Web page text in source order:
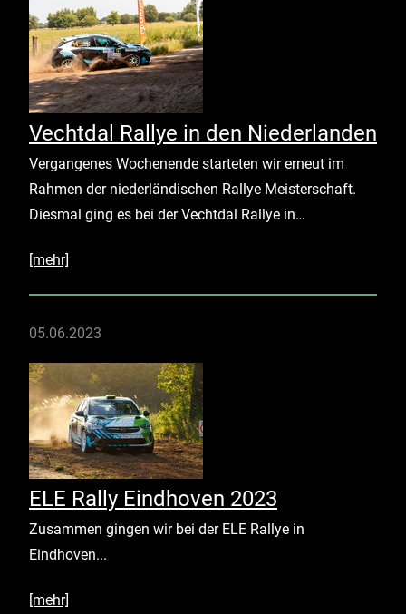
Vechtdal Rallye in den Niederlanden
Vergangenes Wochenende starteten wir erneut im
Rahmen der niederländischen Rallye Meisterschaft.
Diesmal ging es bei der Vechtdal Rallye in…
[mehr]
05.06.2023
ELE Rally Eindhoven 2023
Zusammen gingen wir bei der ELE Rallye in
Eindhoven...
[mehr]